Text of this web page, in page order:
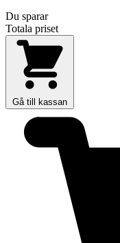
Du sparar
Totala priset
Gå till kassan